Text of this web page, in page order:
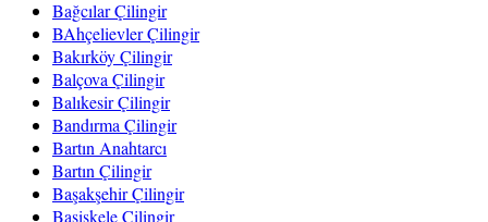
Bağcılar Çilingir
BAhçelievler Çilingir
Bakırköy Çilingir
Balçova Çilingir
Balıkesir Çilingir
Bandırma Çilingir
Bartın Anahtarcı
Bartın Çilingir
Başakşehir Çilingir
Başiskele Çilingir